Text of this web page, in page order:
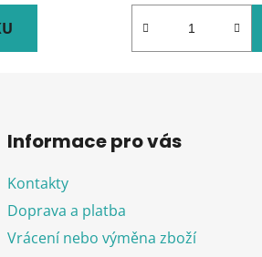
Informace pro vás
Kontakty
Doprava a platba
Vrácení nebo výměna zboží